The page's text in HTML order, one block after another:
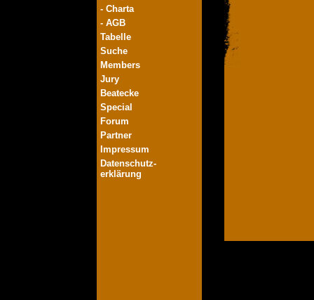
- Charta
- AGB
Tabelle
Suche
Members
Jury
Beatecke
Special
Forum
Partner
Impressum
Datenschutz-
erklärung